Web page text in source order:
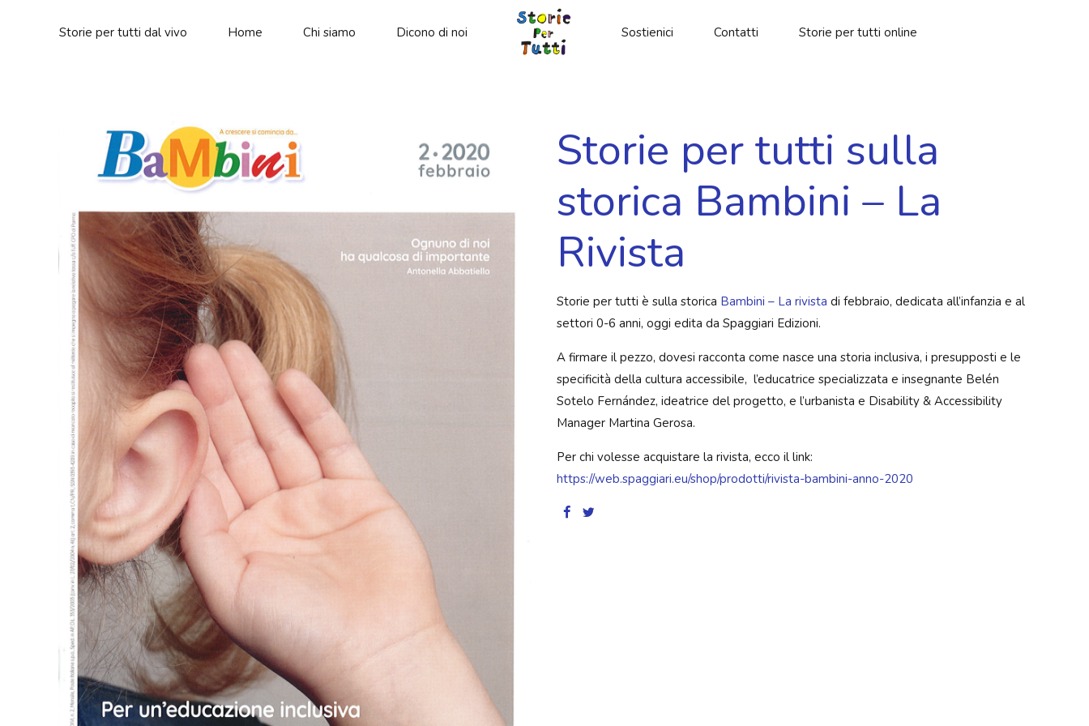
Storie per tutti dal vivo Home Chi siamo Dicono di noi Sostienici Contatti Storie per tutti online
Storie per tutti sulla
storica Bambini – La
Rivista
Storie per tutti è sulla storica Bambini – La rivista di febbraio, dedicata all’infanzia e al
settori 0-6 anni, oggi edita da Spaggiari Edizioni.
A firmare il pezzo, dovesi racconta come nasce una storia inclusiva, i presupposti e le
specificità della cultura accessibile, l’educatrice specializzata e insegnante Belén
Sotelo Fernández, ideatrice del progetto, e l’urbanista e Disability & Accessibility
Manager Martina Gerosa.
Per chi volesse acquistare la rivista, ecco il link:
https://web.spaggiari.eu/shop/prodotti/rivista-bambini-anno-2020